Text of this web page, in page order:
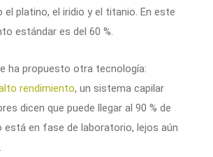
platino, el iridio y el titanio. En este
estándar es del 60 %.
ha propuesto otra tecnología:
rendimiento, un sistema capilar
dicen que puede llegar al 90 % de
está en fase de laboratorio, lejos aún